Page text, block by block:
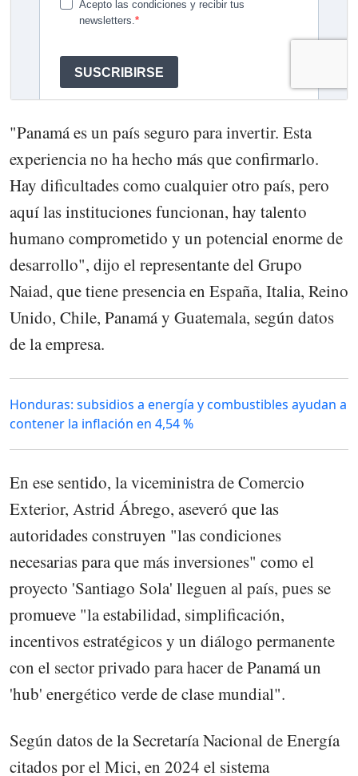
"Panamá es un país seguro para invertir. Esta
experiencia no ha hecho más que confirmarlo.
Hay dificultades como cualquier otro país, pero
aquí las instituciones funcionan, hay talento
humano comprometido y un potencial enorme de
desarrollo", dijo el representante del Grupo
Naiad, que tiene presencia en España, Italia, Reino
Unido, Chile, Panamá y Guatemala, según datos
de la empresa.
Honduras: subsidios a energía y combustibles ayudan a
contener la inflación en 4,54 %
En ese sentido, la viceministra de Comercio
Exterior, Astrid Ábrego, aseveró que las
autoridades construyen "las condiciones
necesarias para que más inversiones" como el
proyecto 'Santiago Sola' lleguen al país, pues se
promueve "la estabilidad, simplificación,
incentivos estratégicos y un diálogo permanente
con el sector privado para hacer de Panamá un
'hub' energético verde de clase mundial".
Según datos de la Secretaría Nacional de Energía
citados por el Mici, en 2024 el sistema